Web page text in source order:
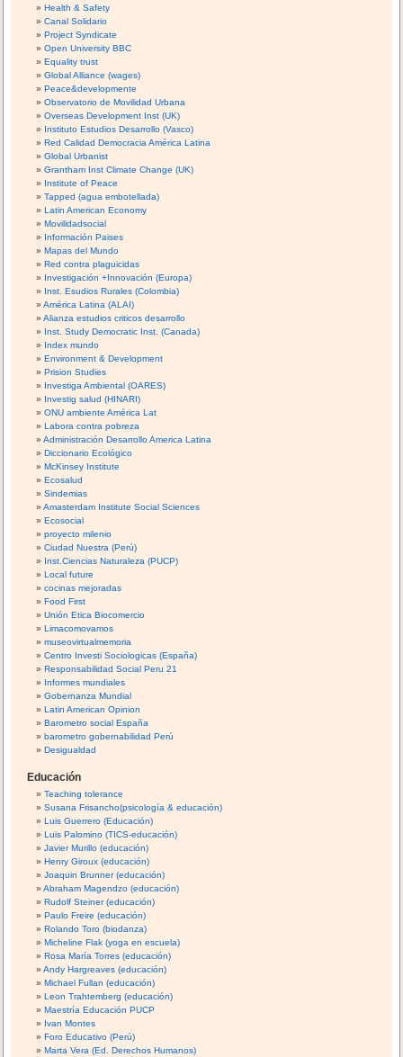
Health & Safety
Canal Solidario
Project Syndicate
Open University BBC
Equality trust
Global Alliance (wages)
Peace&developmente
Observatorio de Movilidad Urbana
Overseas Development Inst (UK)
Instituto Estudios Desarrollo (Vasco)
Red Calidad Democracia América Latina
Global Urbanist
Grantham Inst Climate Change (UK)
Institute of Peace
Tapped (agua embotellada)
Latin American Economy
Movilidadsocial
Información Paises
Mapas del Mundo
Red contra plaguicidas
Investigación +Innovación (Europa)
Inst. Esudios Rurales (Colombia)
América Latina (ALAI)
Alianza estudios criticos desarrollo
Inst. Study Democratic Inst. (Canada)
Index mundo
Environment & Development
Prision Studies
Investiga Ambiental (OARES)
Investig salud (HINARI)
ONU ambiente América Lat
Labora contra pobreza
Administración Desarrollo America Latina
Diccionario Ecológico
McKinsey Institute
Ecosalud
Sindemias
Amasterdam Institute Social Sciences
Ecosocial
proyecto milenio
Ciudad Nuestra (Perú)
Inst.Ciencias Naturaleza (PUCP)
Local future
cocinas mejoradas
Food First
Unión Etica Biocomercio
Limacomovamos
museovirtualmemoria
Centro Investi Sociologicas (España)
Responsabilidad Social Peru 21
Informes mundiales
Gobernanza Mundial
Latin American Opinion
Barometro social España
barometro gobernabilidad Perú
Desigualdad
Educación
Teaching tolerance
Susana Frisancho(psicología & educación)
Luis Guerrero (Educación)
Luis Palomino (TICS-educación)
Javier Murillo (educación)
Henry Giroux (educación)
Joaquin Brunner (educación)
Abraham Magendzo (educación)
Rudolf Steiner (educación)
Paulo Freire (educación)
Rolando Toro (biodanza)
Micheline Flak (yoga en escuela)
Rosa María Torres (educación)
Andy Hargreaves (educación)
Michael Fullan (educación)
Leon Trahtemberg (educación)
Maestría Educación PUCP
Ivan Montes
Foro Educativo (Perú)
Marta Vera (Ed. Derechos Humanos)